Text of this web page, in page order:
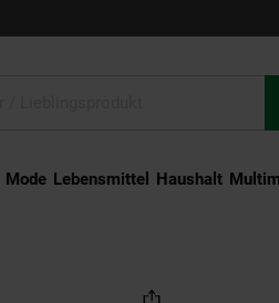
Mode Lebensmittel Haushalt